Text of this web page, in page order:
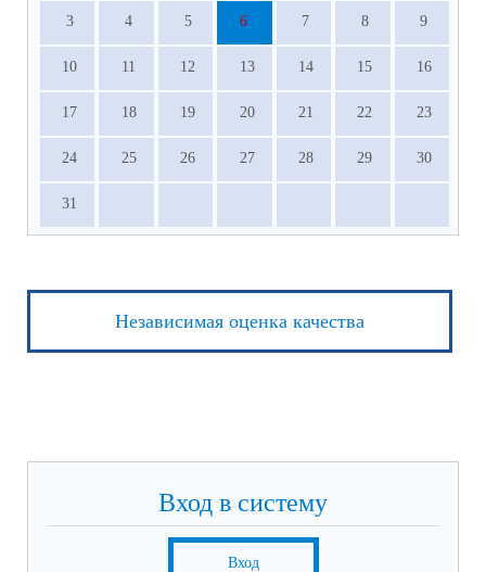
3 4 5 6 7 8 9
10 11 12 13 14 15 16
17 18 19 20 21 22 23
24 25 26 27 28 29 30
31
Независимая оценка качества
Вход в систему
Вход